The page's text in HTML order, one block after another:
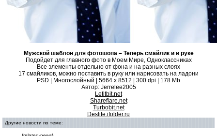
Мужской шаблон для фотошопа – Теперь смайлик и в руке
Подойдет для главного фото в Моем Мире, Одноклассниках
Все элементы отдельно от фона и на разных слоях
17 смайликов, можно поставить в руку или нарисовать на ладони
PSD | Многослойный | 5664 х 8512 | 300 dpi | 178 Mb
Автор: Jerrelee2005
Letitbit.net
Shareflare.net
Turbobit.net
Deslife.ifolder.ru
Другие новости по теме: